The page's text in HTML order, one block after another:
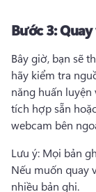
Bước 3:
Bây giờ, bạn sẽ
hãy kiểm tra
năng huấn luyện
tích hợp sẵn
webcam bên
Nếu muốn quay
nhiều bản ghi.